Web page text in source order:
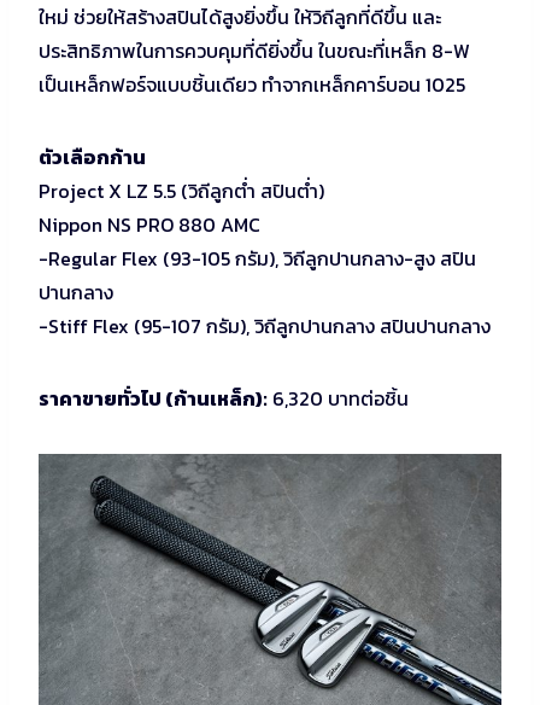
ใหม่ ช่วยให้สร้างสปินได้สูงยิ่งขึ้น ให้วิถีลูกที่ดีขึ้น และ
ประสิทธิภาพในการควบคุมที่ดียิ่งขึ้น ในขณะที่เหล็ก 8-W
เป็นเหล็กฟอร์จแบบชิ้นเดียว ทำจากเหล็กคาร์บอน 1025
ตัวเลือกก้าน
Project X LZ 5.5 (วิถีลูกต่ำ สปินต่ำ)
Nippon NS PRO 880 AMC
-Regular Flex (93-105 กรัม), วิถีลูกปานกลาง-สูง สปิน
ปานกลาง
-Stiff Flex (95-107 กรัม), วิถีลูกปานกลาง สปินปานกลาง
ราคาขายทั่วไป (ก้านเหล็ก): 6,320 บาทต่อชิ้น